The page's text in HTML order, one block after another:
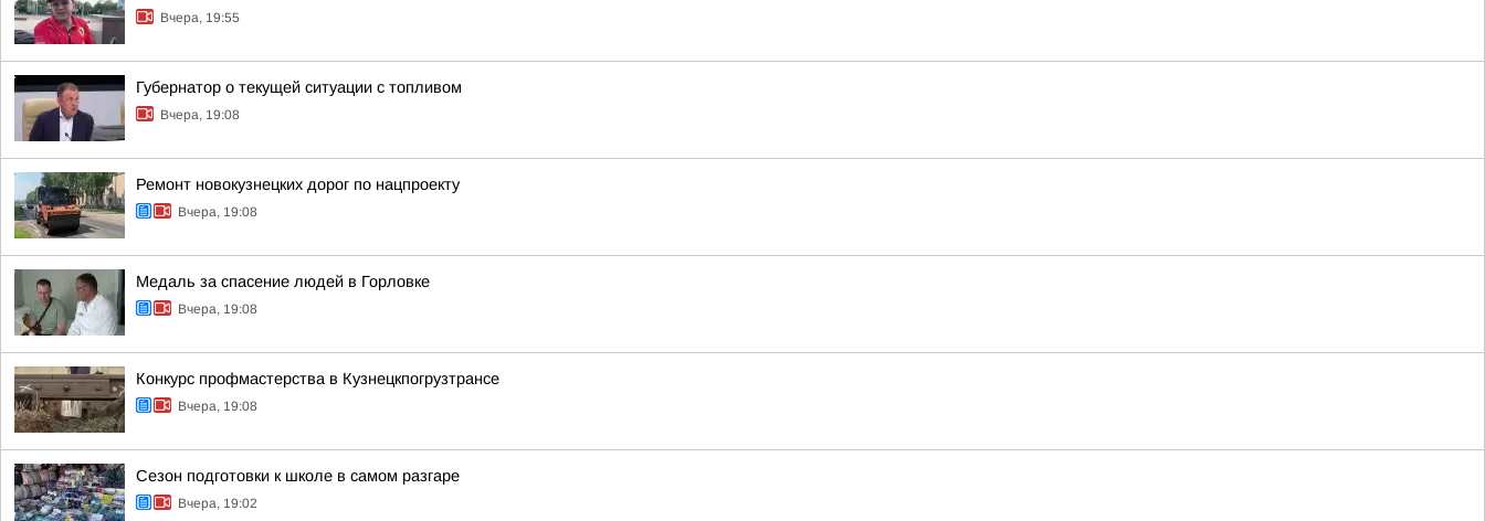
Вчера, 19:55
Губернатор о текущей ситуации с топливом
Вчера, 19:08
Ремонт новокузнецких дорог по нацпроекту
Вчера, 19:08
Медаль за спасение людей в Горловке
Вчера, 19:08
Конкурс профмастерства в Кузнецкпогрузтрансе
Вчера, 19:08
Сезон подготовки к школе в самом разгаре
Вчера, 19:02